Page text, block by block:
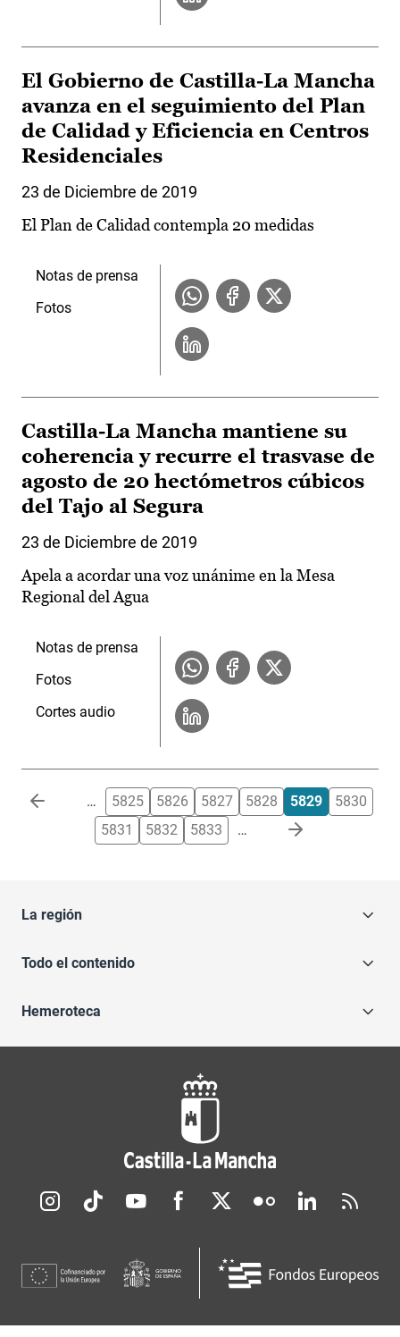
El Gobierno de Castilla-La Mancha
avanza en el seguimiento del Plan
de Calidad y Eficiencia en Centros
Residenciales
23 de Diciembre de 2019
El Plan de Calidad contempla 20 medidas
Notas de prensa
Fotos
Castilla-La Mancha mantiene su
coherencia y recurre el trasvase de
agosto de 20 hectómetros cúbicos
del Tajo al Segura
23 de Diciembre de 2019
Apela a acordar una voz unánime en la Mesa
Regional del Agua
Notas de prensa
Fotos
Cortes audio
Paginación … 5825 5826 5827 5828 5829
5830
5831
5832 5833 …
La región
Todo el contenido
Hemeroteca
Redes sociales JCCM